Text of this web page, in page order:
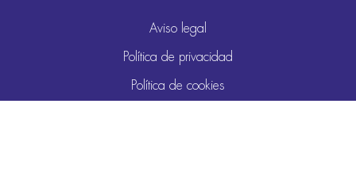
Aviso legal
Política de privacidad
Política de cookies